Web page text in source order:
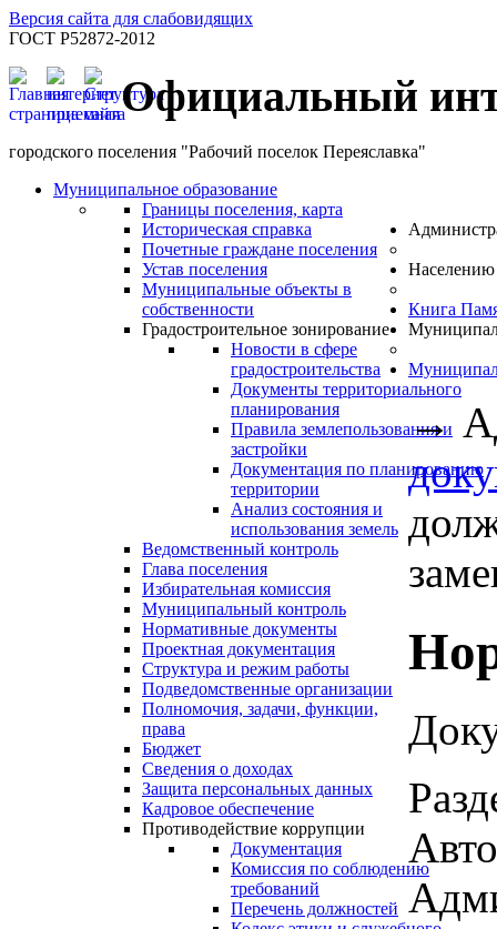
Версия сайта для слабовидящих
ГОСТ Р52872-2012
Официальный
городского поселения "Рабочий поселок Переяславка"
Муниципальное образование
Границы поселения, карта
Историческая справка
Почетные граждане поселения
Устав поселения
Муниципальные объекты в
собственности
Градостроительное зонирование
Новости в сфере
градостроительства
Документы территориального
планирования
Правила землепользования и
застройки
Документация по планированию
территории
Анализ состояния и
использования земель
Ведомственный контроль
Глава поселения
Избирательная комиссия
Муниципальный контроль
Нормативные документы
Проектная документация
Структура и режим работы
Подведомственные организации
Полномочия, задачи, функции,
права
Бюджет
Сведения о доходах
Защита персональных данных
Кадровое обеспечение
Противодействие коррупции
Документация
Комиссия по соблюдению
требований
Перечень должностей
Населению
Книга
→